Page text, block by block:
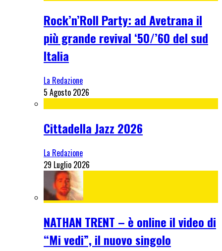
Rock’n’Roll Party: ad Avetrana il
più grande revival ‘50/’60 del sud
Italia
La Redazione
5 Agosto 2026
Cittadella Jazz 2026
La Redazione
29 Luglio 2026
NATHAN TRENT – è online il video di
“Mi vedi”, il nuovo singolo